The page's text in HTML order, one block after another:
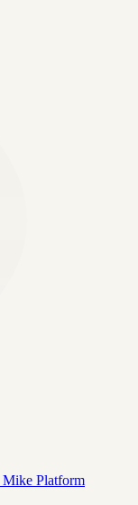
Mike Platform